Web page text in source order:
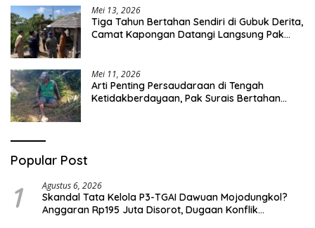
Mei 13, 2026
Tiga Tahun Bertahan Sendiri di Gubuk Derita,
Camat Kapongan Datangi Langsung Pak
Mei 11, 2026
Arti Penting Persaudaraan di Tengah
Ketidakberdayaan, Pak Surais Bertahan
Popular Post
1 Agustus 6, 2026
Skandal Tata Kelola P3-TGAI Dawuan Mojodungkol?
Anggaran Rp195 Juta Disorot, Dugaan Konflik